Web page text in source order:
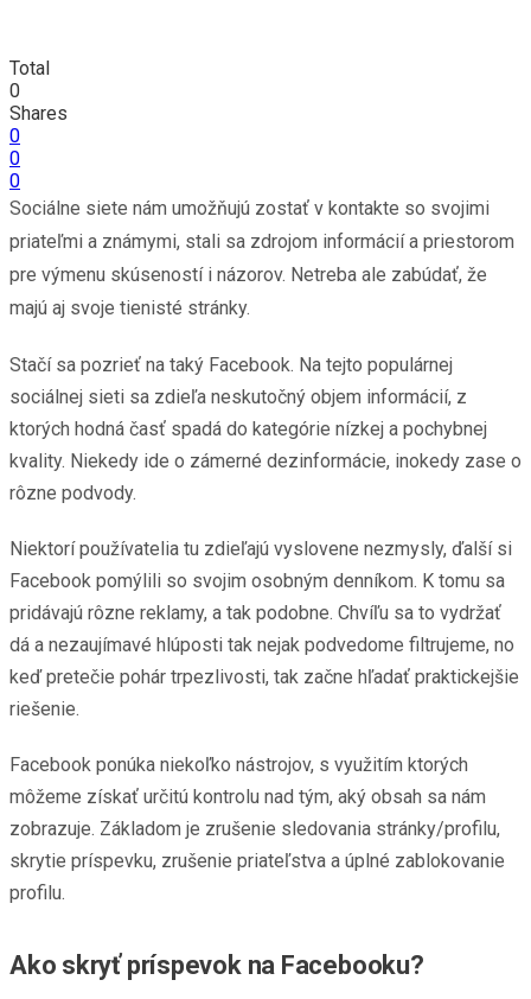
Total
0
Shares
0
0
0
Sociálne siete nám umožňujú zostať v kontakte so svojimi
priateľmi a známymi, stali sa zdrojom informácií a priestorom
pre výmenu skúseností i názorov. Netreba ale zabúdať, že
majú aj svoje tienisté stránky.
Stačí sa pozrieť na taký Facebook. Na tejto populárnej
sociálnej sieti sa zdieľa neskutočný objem informácií, z
ktorých hodná časť spadá do kategórie nízkej a pochybnej
kvality. Niekedy ide o zámerné dezinformácie, inokedy zase o
rôzne podvody.
Niektorí používatelia tu zdieľajú vyslovene nezmysly, ďalší si
Facebook pomýlili so svojim osobným denníkom. K tomu sa
pridávajú rôzne reklamy, a tak podobne. Chvíľu sa to vydržať
dá a nezaujímavé hlúposti tak nejak podvedome filtrujeme, no
keď pretečie pohár trpezlivosti, tak začne hľadať praktickejšie
riešenie.
Facebook ponúka niekoľko nástrojov, s využitím ktorých
môžeme získať určitú kontrolu nad tým, aký obsah sa nám
zobrazuje. Základom je zrušenie sledovania stránky/profilu,
skrytie príspevku, zrušenie priateľstva a úplné zablokovanie
profilu.
Ako skryť príspevok na Facebooku?